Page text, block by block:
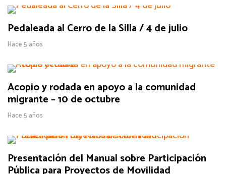
Pedaleada al Cerro de la Silla / 4 de julio
Hace 5 años
Acopio y rodada en apoyo a la comunidad
migrante – 10 de octubre
Hace 5 años
Presentación del Manual sobre Participación